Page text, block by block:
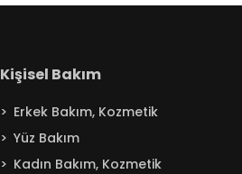
Kişisel Bakım
Erkek Bakım, Kozmetik
Yüz Bakım
Kadın Bakım, Kozmetik